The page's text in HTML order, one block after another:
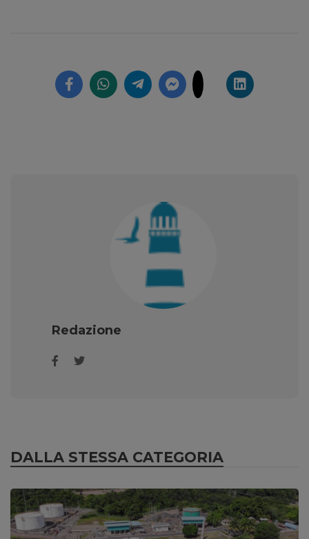
Redazione
DALLA STESSA CATEGORIA